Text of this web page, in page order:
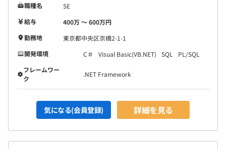
職種名
SE
給与
400万 〜 600万円
勤務地
東京都中央区京橋2-1-1
開発環境
C＃ Visual Basic(VB.NET) SQL
PL/SQL
フレームワー
ク
.NET Framework
気になる(会員登録) 詳細を見る